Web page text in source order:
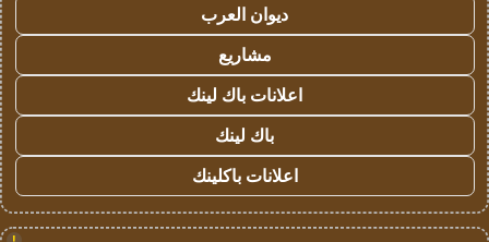
ديوان العرب
مشاريع
اعلانات باك لينك
باك لينك
اعلانات باكلينك